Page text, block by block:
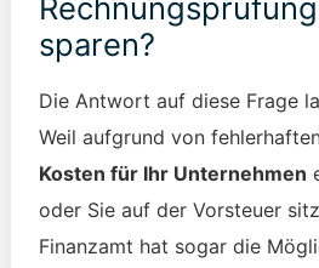
sparen?
Die Antwort auf diese Frage
Weil aufgrund von
Kosten für Ihr Unternehmen
oder Sie auf der Vorsteuer
Finanzamt hat sogar die